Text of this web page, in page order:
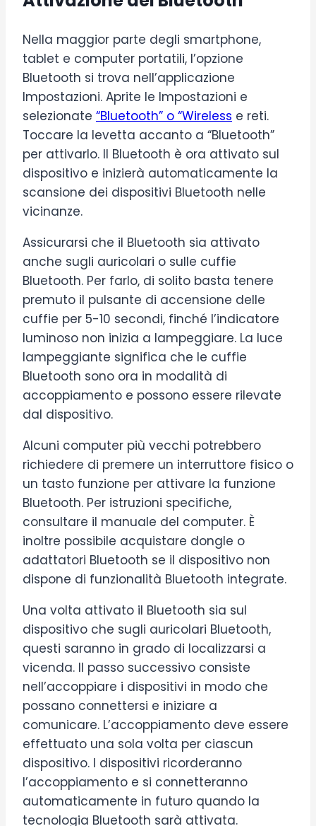
Nella maggior parte degli smartphone,
tablet e computer portatili, l’opzione
Bluetooth si trova nell’applicazione
Impostazioni. Aprite le Impostazioni e
selezionate “Bluetooth” o “Wireless e reti.
Toccare la levetta accanto a “Bluetooth”
per attivarlo. Il Bluetooth è ora attivato sul
dispositivo e inizierà automaticamente la
scansione dei dispositivi Bluetooth nelle
vicinanze.
Assicurarsi che il Bluetooth sia attivato
anche sugli auricolari o sulle cuffie
Bluetooth. Per farlo, di solito basta tenere
premuto il pulsante di accensione delle
cuffie per 5-10 secondi, finché l’indicatore
luminoso non inizia a lampeggiare. La luce
lampeggiante significa che le cuffie
Bluetooth sono ora in modalità di
accoppiamento e possono essere rilevate
dal dispositivo.
Alcuni computer più vecchi potrebbero
richiedere di premere un interruttore fisico o
un tasto funzione per attivare la funzione
Bluetooth. Per istruzioni specifiche,
consultare il manuale del computer. È
inoltre possibile acquistare dongle o
adattatori Bluetooth se il dispositivo non
dispone di funzionalità Bluetooth integrate.
Una volta attivato il Bluetooth sia sul
dispositivo che sugli auricolari Bluetooth,
questi saranno in grado di localizzarsi a
vicenda. Il passo successivo consiste
nell’accoppiare i dispositivi in modo che
possano connettersi e iniziare a
comunicare. L’accoppiamento deve essere
effettuato una sola volta per ciascun
dispositivo. I dispositivi ricorderanno
l’accoppiamento e si connetteranno
automaticamente in futuro quando la
tecnologia Bluetooth sarà attivata.